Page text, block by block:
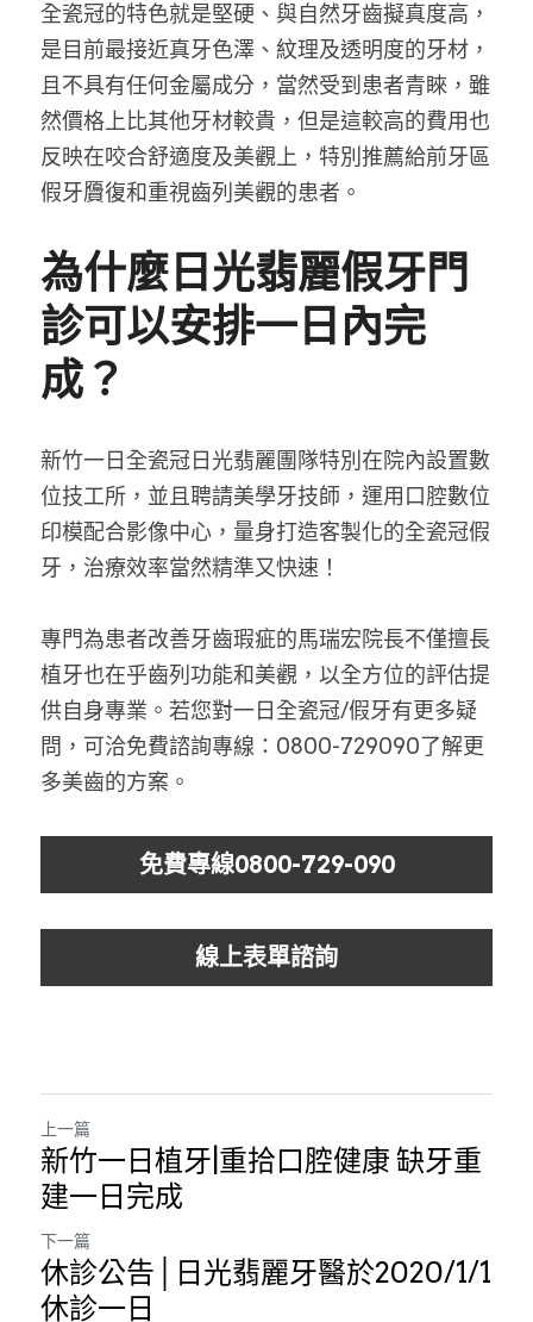
全瓷冠的特色就是堅硬、與自然牙齒擬真度高，
是目前最接近真牙色澤、紋理及透明度的牙材，
且不具有任何金屬成分，當然受到患者青睞，雖
然價格上比其他牙材較貴，但是這較高的費用也
反映在咬合舒適度及美觀上，特別推薦給前牙區
假牙贗復和重視齒列美觀的患者。
為什麼日光翡麗假牙門
診可以安排一日內完
成？
新竹一日全瓷冠日光翡麗團隊特別在院內設置數
位技工所，並且聘請美學牙技師，運用口腔數位
印模配合影像中心，量身打造客製化的全瓷冠假
牙，治療效率當然精準又快速！
專門為患者改善牙齒瑕疵的馬瑞宏院長不僅擅長
植牙也在乎齒列功能和美觀，以全方位的評估提
供自身專業。若您對一日全瓷冠/假牙有更多疑
問，可洽免費諮詢專線：0800-729090了解更
多美齒的方案。
免費專線0800-729-090
線上表單諮詢
上一篇
新竹一日植牙|重拾口腔健康 缺牙重
建一日完成
下一篇
休診公告│日光翡麗牙醫於2020/1/1
休診一日